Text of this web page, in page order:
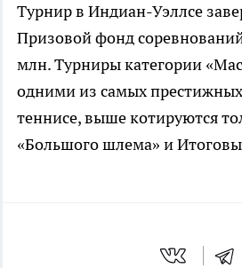
Турнир в Индиан-Уэллсе
Призовой фонд
млн. Турниры категории
одними из самых
теннисе, выше котируются
«Большого шлема» и